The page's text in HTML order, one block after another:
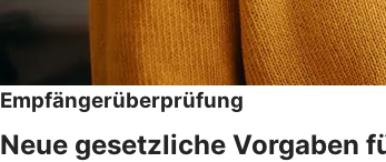
Empfängerüberprüfung
Neue gesetzliche Vorgaben